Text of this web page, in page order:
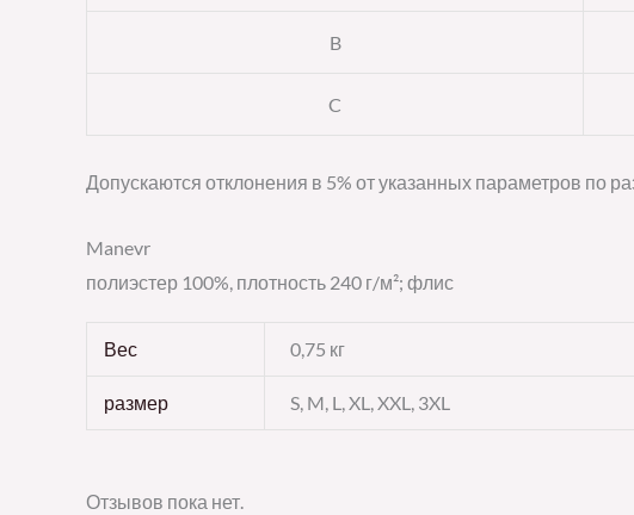
B
C
Допускаются отклонения в 5% от указанных параметров по
Manevr
полиэстер 100%, плотность 240 г/м²; флис
Вес 0,75 кг
размер S, M, L, XL, XXL, 3XL
Отзывов пока нет.